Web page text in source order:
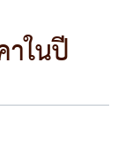
ในปี